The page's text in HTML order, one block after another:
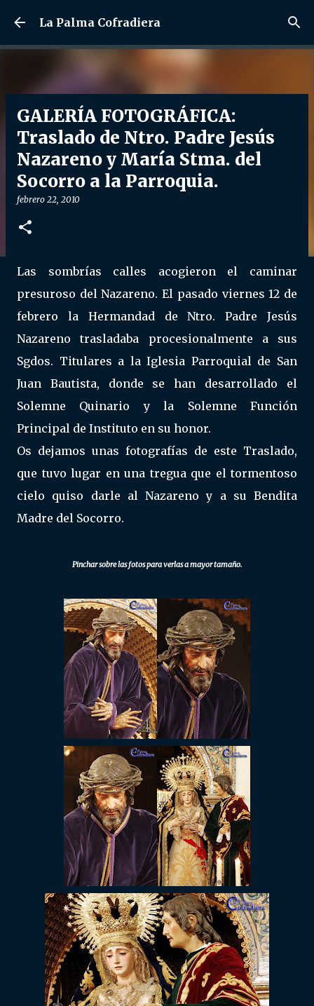
Ir al contenido principal
La Palma Cofradiera
GALERÍA FOTOGRÁFICA:
Traslado de Ntro. Padre Jesús
Nazareno y María Stma. del
Socorro a la Parroquia.
febrero 22, 2010
Las sombrías calles acogieron el caminar
presuroso del Nazareno. El pasado viernes 12 de
febrero la Hermandad de Ntro. Padre Jesús
Nazareno trasladaba procesionalmente a sus
Sgdos. Titulares a la Iglesia Parroquial de San
Juan Bautista, donde se han desarrollado el
Solemne Quinario y la Solemne Función
Principal de Instituto en su honor.
Os dejamos unas fotografías de este Traslado,
que tuvo lugar en una tregua que el tormentoso
cielo quiso darle al Nazareno y a su Bendita
Madre del Socorro.
Pinchar sobre las fotos para verlas a mayor tamaño.